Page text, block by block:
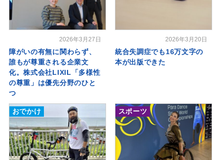
2026年3月27日
障がいの有無に関わらず、
誰もが尊重される企業文
化。株式会社LIXIL「多様性
の尊重」は優先分野のひと
つ
2026年3月20日
統合失調症でも16万文字の
本が出版できた
おでかけ スポーツ